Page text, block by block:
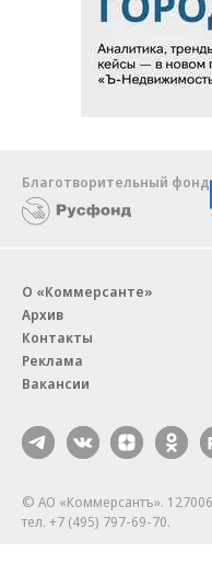
Благотворительный фонд
О «Коммерсанте»
Архив
Контакты
Реклама
Вакансии
© АО «Коммерсантъ».
тел. +7 (495) 797-69-70.